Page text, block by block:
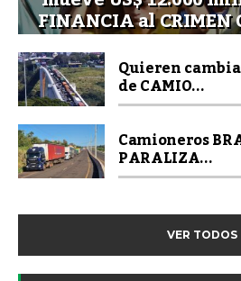
FINANCIA al CRIMEN
Quieren
de CAMIO...
Camioneros
PARALIZA...
VER TODOS